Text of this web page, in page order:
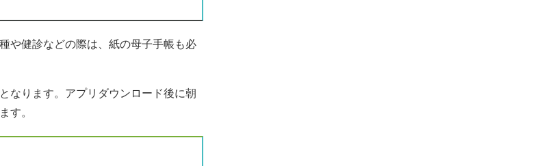
や健診などの際は、紙の母子手帳も必
なります。アプリダウンロード後に朝
す。